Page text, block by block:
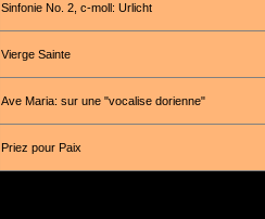
Sinfonie No. 2, c-moll: Urlicht
Vierge Sainte
Ave Maria: sur une "vocalise dorienne"
Priez pour Paix